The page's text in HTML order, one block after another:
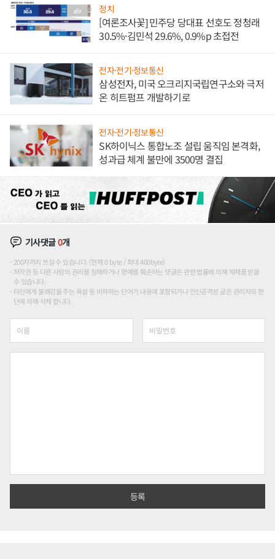
정치
[여론조사꽃] 민주당 당대표 선호도 정청래
30.5%·김민석 29.6%, 0.9%p 초접전
전자·전기·정보통신
삼성전자, 미국 오크리지국립연구소와 극저
온 히트펌프 개발하기로
전자·전기·정보통신
SK하이닉스 통합노조 설립 움직임 본격화,
성과급 체계 불만에 3500명 결집
기사댓글0개
200자까지 쓰실 수 있습니다. (현재 0 byte / 최대 400byte)
저작권 등 다른 사람의 권리를 침해하거나 명예를 훼손하는 댓글은 관련 법률에 의해 제재를 받을
수 있습니다.
타인에게 불쾌감을 주는 욕설 등 비하하는 단어가 내용에 포함되거나 인신공격성 글은 관리자의 판
단에 의해 삭제 합니다.